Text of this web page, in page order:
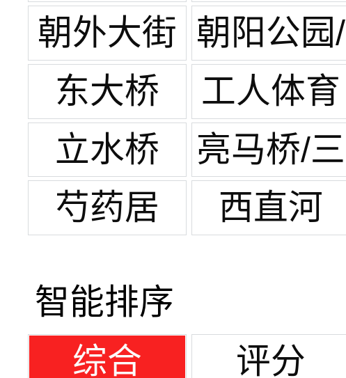
朝外大街 朝阳公园/
团结湖
东大桥
工人体育
场
立水桥
亮马桥/三
元桥
芍药居
西直河
智能排序
综合
评分